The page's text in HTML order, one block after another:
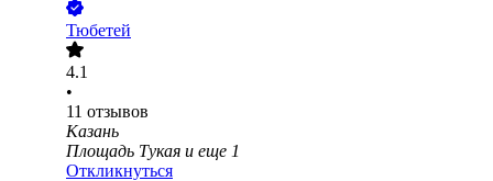
Тюбетей
4.1
•
11 отзывов
Казань
Площадь Тукая и еще 1
Откликнуться